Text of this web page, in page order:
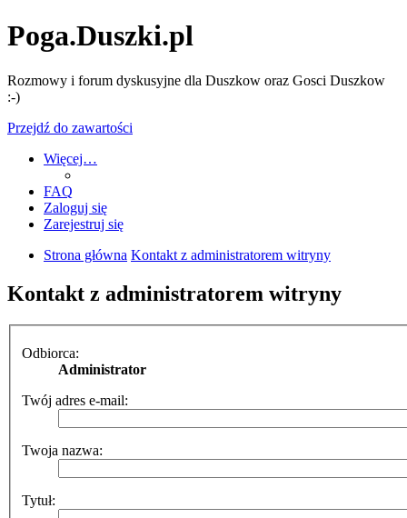
Poga.Duszki.pl
Rozmowy i forum dyskusyjne dla Duszkow oraz Gosci Duszkow
:-)
Przejdź do zawartości
Więcej…
FAQ
Zaloguj się
Zarejestruj się
Strona główna Kontakt z administratorem witryny
Kontakt z administratorem witryny
Odbiorca:
Administrator
Twój adres e-mail:
Twoja nazwa:
Tytuł: